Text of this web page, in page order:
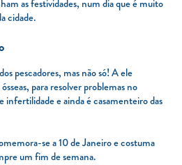
as festividades, num dia que é muito
cidade.
pescadores, mas não só! A ele
para resolver problemas no
infertilidade e ainda é casamenteiro das
se a 10 de Janeiro e costuma
um fim de semana.